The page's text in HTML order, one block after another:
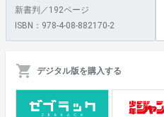
新書判／192ページ
ISBN：978-4-08-882170-2
デジタル版を購入する